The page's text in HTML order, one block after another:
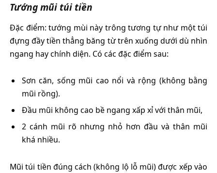
Tướng mũi túi tiền
Đặc điểm: tướng mùi này trông tương tự như một túi
đựng đầy tiền thẳng băng từ trên xuống dưới dù nhìn
ngang hay chính diện. Có các đặc điểm sau:
Sơn căn, sống mũi cao nổi và rộng (không bằng
mũi rồng).
Đầu mũi không cao bề ngang xấp xỉ với thân mũi,
2 cánh mũi rõ nhưng nhỏ hơn đầu và thân mũi
khá nhiều.
Mũi túi tiền đúng cách (không lộ lỗ mũi) được xếp vào